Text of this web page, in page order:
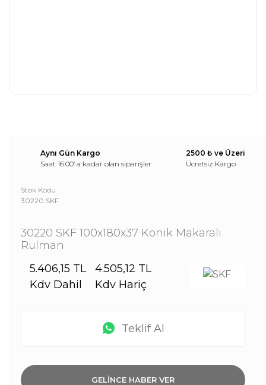
Aynı Gün Kargo
Saat 16:00’ a kadar olan siparişler
2500 ₺ ve Üzeri
Ücretsiz Kargo
Stok Kodu
30220 SKF
30220 SKF 100x180x37 Konik Makaralı
Rulman
5.406,15 TL
Kdv Dahil
4.505,12 TL
Kdv Hariç
Teklif Al
GELİNCE HABER VER